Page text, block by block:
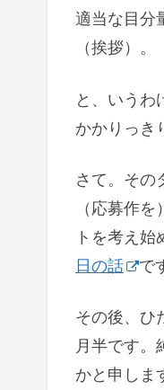
適当な目分
（挨拶）。
と、いうわ
かかりっき
さて。その
（応募作
トを考え始
日の話
で
その後、ひ
月半です。
かと申しま